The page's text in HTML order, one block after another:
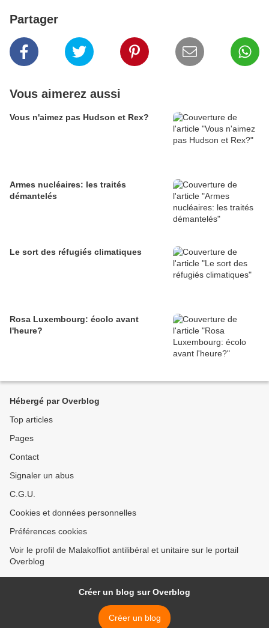
Partager
Vous aimerez aussi
Vous n'aimez pas Hudson et Rex?
Armes nucléaires: les traités
démantelés
Le sort des réfugiés climatiques
Rosa Luxembourg: écolo avant
l'heure?
Hébergé par Overblog
Top articles
Pages
Contact
Signaler un abus
C.G.U.
Cookies et données personnelles
Préférences cookies
Voir le profil de Malakoffiot antilibéral et unitaire sur le portail
Overblog
Créer un blog sur Overblog
Créer un blog